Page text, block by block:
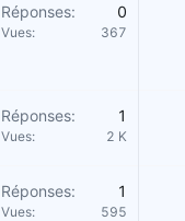
Réponses 0
Vues 367
Réponses 1
Vues 2 K
Réponses 1
Vues 595